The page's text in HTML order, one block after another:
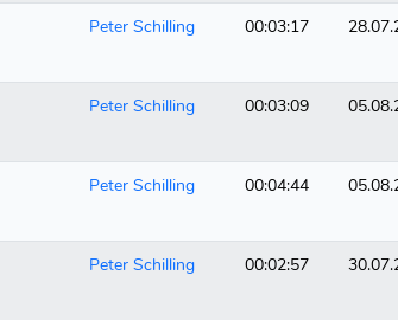
Peter Schilling 00:03:17
Peter Schilling 00:03:09
Peter Schilling 00:04:44
Peter Schilling 00:02:57